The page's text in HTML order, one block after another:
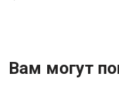
Вам могут